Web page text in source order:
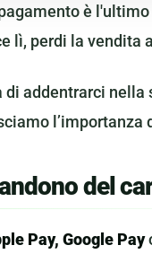
è
lì, perdi la vendita
di addentrarci
del
Pay, Google Pay